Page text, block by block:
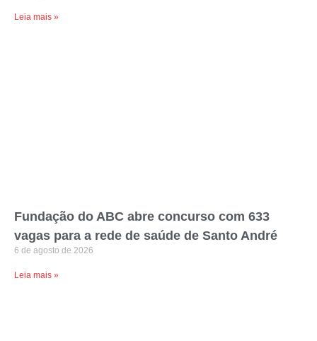
Leia mais »
Fundação do ABC abre concurso com 633
vagas para a rede de saúde de Santo André
6 de agosto de 2026
Leia mais »